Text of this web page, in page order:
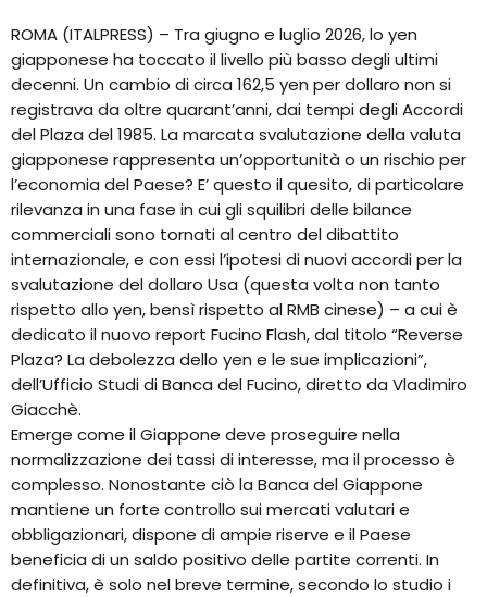
ROMA (ITALPRESS) – Tra giugno e luglio 2026, lo yen
giapponese ha toccato il livello più basso degli ultimi
decenni. Un cambio di circa 162,5 yen per dollaro non si
registrava da oltre quarant’anni, dai tempi degli Accordi
del Plaza del 1985. La marcata svalutazione della valuta
giapponese rappresenta un’opportunità o un rischio per
l’economia del Paese? E’ questo il quesito, di particolare
rilevanza in una fase in cui gli squilibri delle bilance
commerciali sono tornati al centro del dibattito
internazionale, e con essi l’ipotesi di nuovi accordi per la
svalutazione del dollaro Usa (questa volta non tanto
rispetto allo yen, bensì rispetto al RMB cinese) – a cui è
dedicato il nuovo report Fucino Flash, dal titolo “Reverse
Plaza? La debolezza dello yen e le sue implicazioni”,
dell’Ufficio Studi di Banca del Fucino, diretto da Vladimiro
Giacchè.
Emerge come il Giappone deve proseguire nella
normalizzazione dei tassi di interesse, ma il processo è
complesso. Nonostante ciò la Banca del Giappone
mantiene un forte controllo sui mercati valutari e
obbligazionari, dispone di ampie riserve e il Paese
beneficia di un saldo positivo delle partite correnti. In
definitiva, è solo nel breve termine, secondo lo studio i